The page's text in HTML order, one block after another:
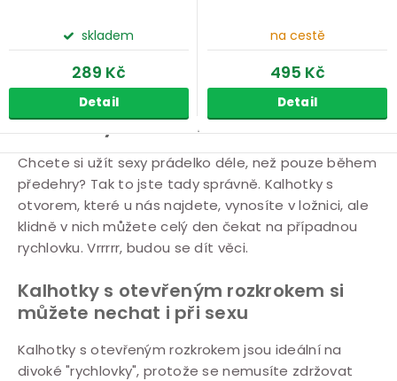
skladem
289 Kč
Detail
na cestě
495 Kč
Detail
Kalhotky s otvorem
Chcete si užít sexy prádelko déle, než pouze během
předehry? Tak to jste tady správně. Kalhotky s
otvorem, které u nás najdete, vynosíte v ložnici, ale
klidně v nich můžete celý den čekat na případnou
rychlovku. Vrrrrr, budou se dít věci.
Kalhotky s otevřeným rozkrokem si
můžete nechat i při sexu
Kalhotky s otevřeným rozkrokem jsou ideální na
divoké "rychlovky", protože se nemusíte zdržovat